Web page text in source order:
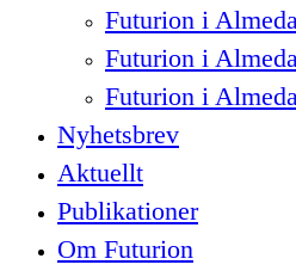
Futurion i
Futurion i
Futurion i
Nyhetsbrev
Aktuellt
Publikationer
Om Futurion